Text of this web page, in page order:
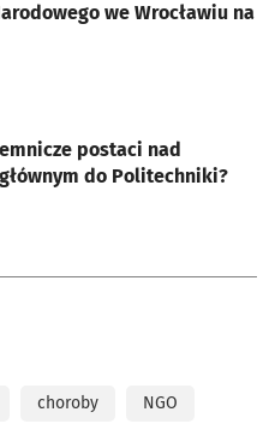
we Wrocławiu na
postaci nad
do Politechniki?
choroby NGO